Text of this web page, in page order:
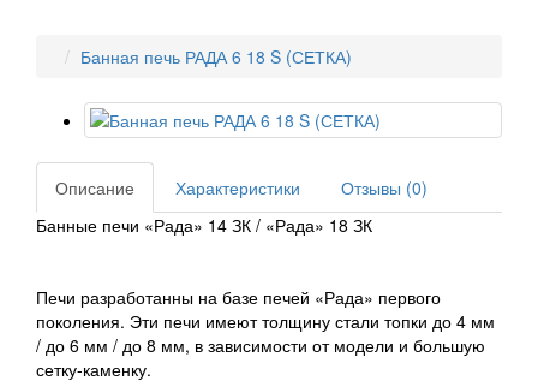
Банная печь РАДА 6 18 S (СЕТКА)
Описание Характеристики
Отзывы (0)
Банные печи «Рада» 14 ЗК / «Рада» 18 ЗК
Печи разработанны на базе печей «Рада» первого
поколения. Эти печи имеют толщину стали топки до 4 мм
/ до 6 мм / до 8 мм, в зависимости от модели и большую
сетку-каменку.